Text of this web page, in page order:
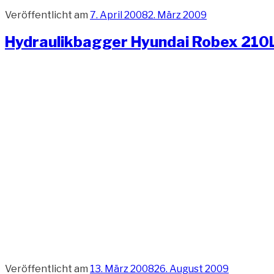
Veröffentlicht am 7. April 20082. März 2009
Hydraulikbagger Hyundai Robex
Veröffentlicht am 13. März 200826. August 2009